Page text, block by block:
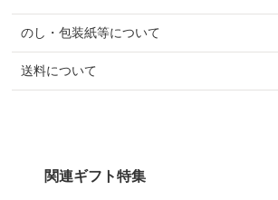
のし・包装紙等について
送料について
関連ギフト特集